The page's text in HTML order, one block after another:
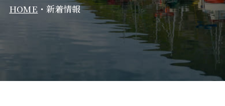
HOME ・新着情報